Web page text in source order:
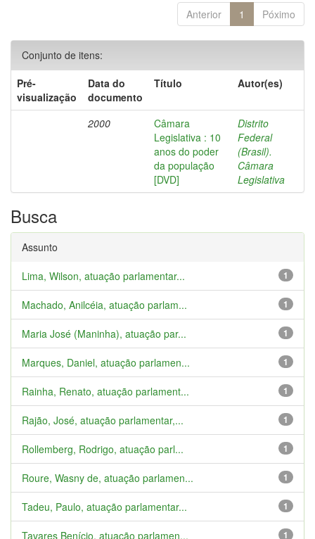
Anterior 1 Póximo
Conjunto de itens:
Pré-
visualização
Data do
documento
Título Autor(es)
2000
Câmara
Legislativa : 10
anos do poder
da população
[DVD]
Distrito
Federal
(Brasil).
Câmara
Legislativa
Busca
Assunto
1
Lima, Wilson, atuação parlamentar...
1
Machado, Anilcéia, atuação parlam...
1
Maria José (Maninha), atuação par...
1
Marques, Daniel, atuação parlamen...
1
Rainha, Renato, atuação parlament...
1
Rajão, José, atuação parlamentar,...
1
Rollemberg, Rodrigo, atuação parl...
1
Roure, Wasny de, atuação parlamen...
1
Tadeu, Paulo, atuação parlamentar...
1
Tavares Benício, atuação parlamen...